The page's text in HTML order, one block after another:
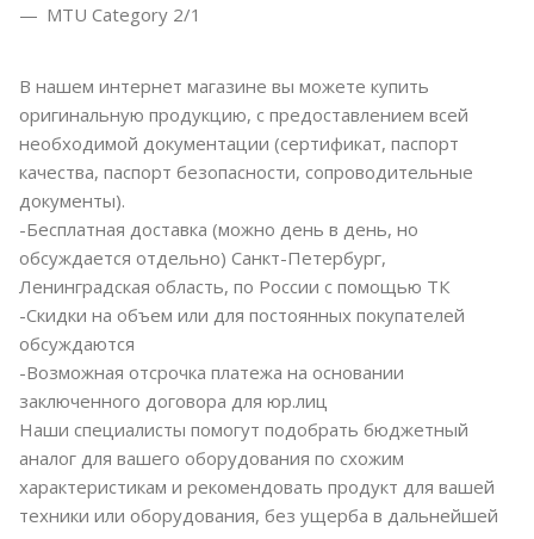
MTU Category 2/1
В нашем интернет магазине вы можете купить
оригинальную продукцию, с предоставлением всей
необходимой документации (сертификат, паспорт
качества, паспорт безопасности, сопроводительные
документы).
-Бесплатная доставка (можно день в день, но
обсуждается отдельно) Санкт-Петербург,
Ленинградская область, по России с помощью ТК
-Скидки на объем или для постоянных покупателей
обсуждаются
-Возможная отсрочка платежа на основании
заключенного договора для юр.лиц
Наши специалисты помогут подобрать бюджетный
аналог для вашего оборудования по схожим
характеристикам и рекомендовать продукт для вашей
техники или оборудования, без ущерба в дальнейшей